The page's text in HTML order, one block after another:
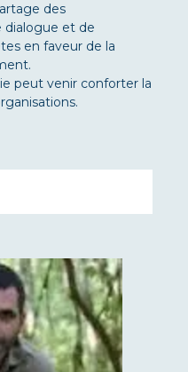
des
dialogue et de
en faveur de la
peut venir conforter la